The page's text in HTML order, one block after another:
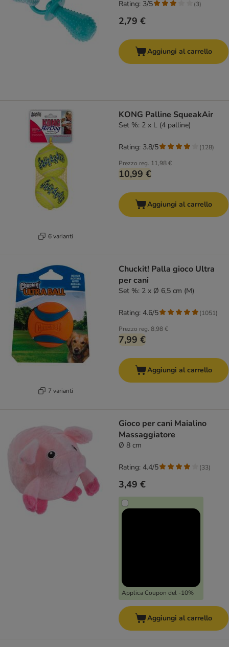
2,79 €
Rating: 3/5 (3)
Aggiungi al carrello
6 varianti
KONG Palline SqueakAir
Set %: 2 x L (4 palline)
Prezzo reg. 11,98 €
10,99 €
Rating: 3.8/5 (128)
Aggiungi al carrello
7 varianti
Chuckit! Palla gioco Ultra
per cani
Set %: 2 x Ø 6,5 cm (M)
Prezzo reg. 8,98 €
7,99 €
Rating: 4.6/5 (1051)
Aggiungi al carrello
Gioco per cani Maialino
Massaggiatore
Ø 8 cm
3,49 €
Applica Coupon del -10%
Rating: 4.4/5 (33)
Aggiungi al carrello